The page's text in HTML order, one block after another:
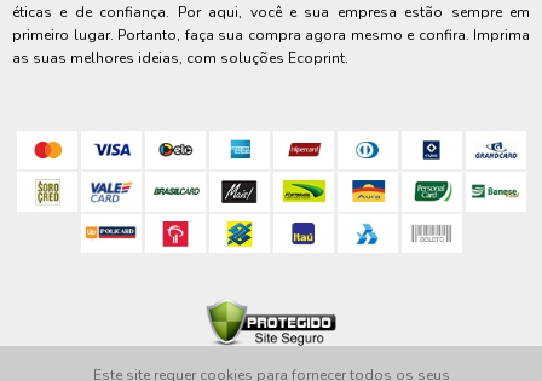
éticas e de confiança. Por aqui, você e sua empresa estão sempre em
primeiro lugar. Portanto, faça sua compra agora mesmo e confira. Imprima
as suas melhores ideias, com soluções Ecoprint.
Este site requer cookies para fornecer todos os seus